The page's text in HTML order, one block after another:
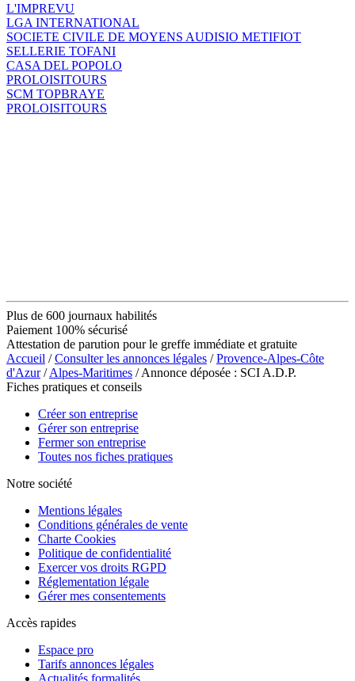
L'IMPREVU
LGA INTERNATIONAL
SOCIETE CIVILE DE MOYENS AUDISIO METIFIOT
SELLERIE TOFANI
CASA DEL POPOLO
PROLOISITOURS
SCM TOPBRAYE
PROLOISITOURS
Plus de 600 journaux habilités
Paiement 100% sécurisé
Attestation de parution pour le greffe immédiate et gratuite
Accueil /Consulter les annonces légales /Provence-Alpes-Côte
d'Azur/Alpes-Maritimes / Annonce déposée : SCI A.D.P.
Fiches pratiques et conseils
Créer son entreprise
Gérer son entreprise
Fermer son entreprise
Toutes nos fiches pratiques
Notre société
Mentions légales
Conditions générales de vente
Charte Cookies
Politique de confidentialité
Exercer vos droits RGPD
Réglementation légale
Gérer mes consentements
Accès rapides
Espace pro
Tarifs annonces légales
Actualités formalités